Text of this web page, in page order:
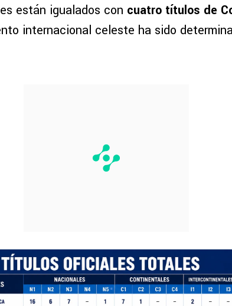
están igualados con cuatro títulos de
internacional celeste ha sido